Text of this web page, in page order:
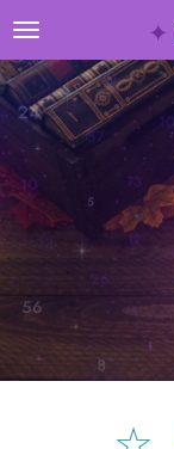
Ga
direct
naar
de
hoofdinhoud
✦